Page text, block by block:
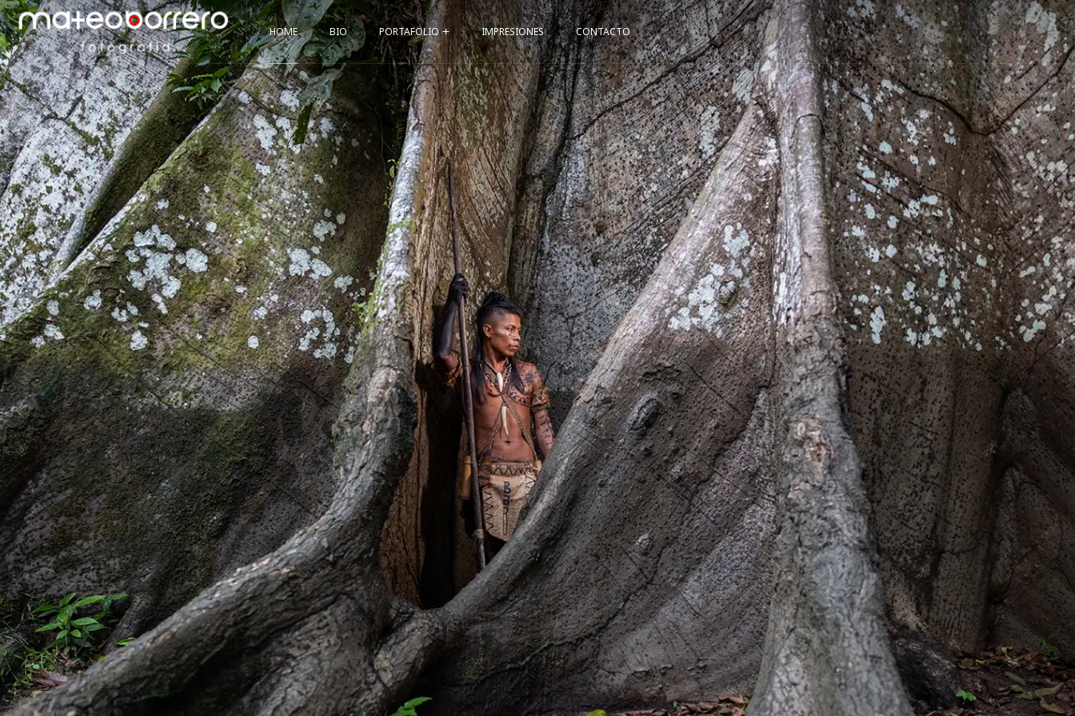
HOME BIO PORTAFOLIO IMPRESIONES CONTACTO